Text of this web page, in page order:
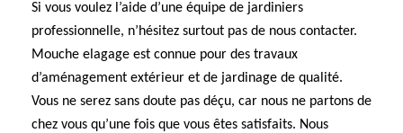
Si vous voulez l’aide d’une équipe de jardiniers
professionnelle, n’hésitez surtout pas de nous contacter.
Mouche elagage est connue pour des travaux
d’aménagement extérieur et de jardinage de qualité.
Vous ne serez sans doute pas déçu, car nous ne partons de
chez vous qu’une fois que vous êtes satisfaits. Nous